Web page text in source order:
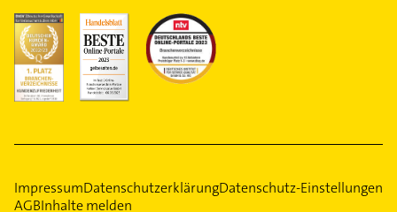
ImpressumDatenschutzerklärungDatenschutz-Einstellungen
AGBInhalte melden